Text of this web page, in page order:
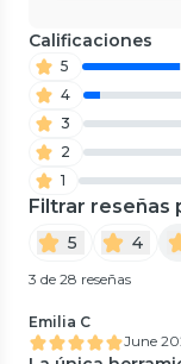
Calificaciones
5
4
3
2
1
Filtrar reseñas
5 4
3 de 28 reseñas
Emilia C
June